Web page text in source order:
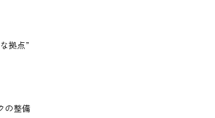
拠点”
の整備